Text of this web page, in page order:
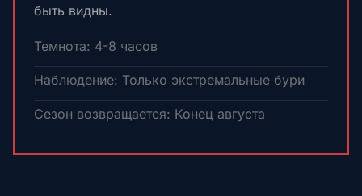
быть видны.
Темнота: 4-8 часов
Наблюдение: Только экстремальные бури
Сезон возвращается: Конец августа